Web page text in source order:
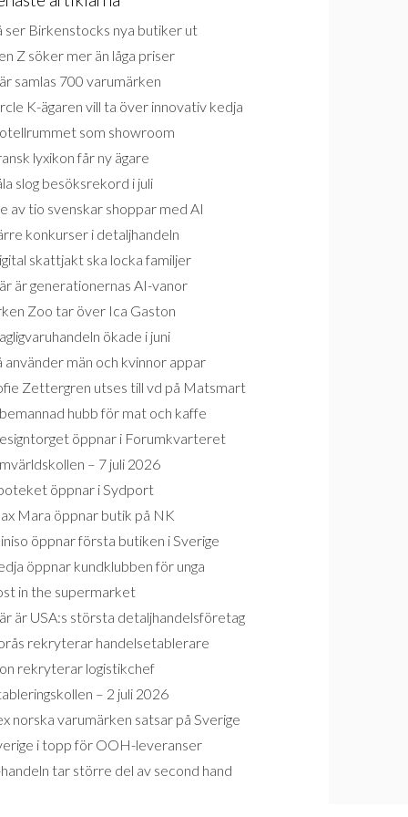
ser Birkenstocks nya butiker ut
Z söker mer än låga priser
samlas 700 varumärken
K-ägaren vill ta över innovativ kedja
som showroom
lyxikon får ny ägare
slog besöksrekord i juli
av tio svenskar shoppar med AI
konkurser i detaljhandeln
skattjakt ska locka familjer
är generationernas AI-vanor
Zoo tar över Ica Gaston
ökade i juni
använder män och kvinnor appar
Zettergren utses till vd på Matsmart
hubb för mat och kaffe
öppnar i Forumkvarteret
– 7 juli 2026
öppnar i Sydport
Mara öppnar butik på NK
öppnar första butiken i Sverige
öppnar kundklubben för unga
in the supermarket
är USA:s största detaljhandelsföretag
rekryterar handelsetablerare
rekryterar logistikchef
– 2 juli 2026
norska varumärken satsar på Sverige
i topp för OOH-leveranser
tar större del av second hand